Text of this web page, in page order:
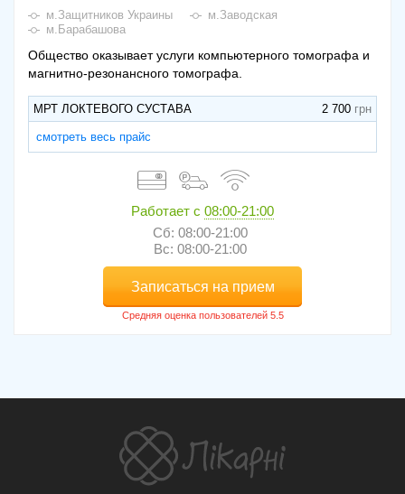
м.Защитников Украины
м.Заводская
м.Барабашова
Общество оказывает услуги компьютерного томографа и
магнитно-резонансного томографа.
МРТ ЛОКТЕВОГО СУСТАВА 2 700
смотреть весь прайс
Работает с 08:00-21:00
Сб: 08:00-21:00
Вс: 08:00-21:00
Записаться на прием